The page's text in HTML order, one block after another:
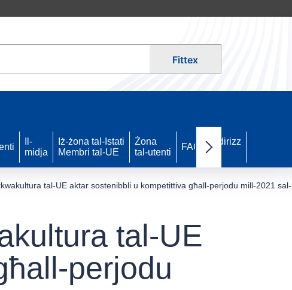
Fittex
Next items
Il-
midja
Iż-żona tal-Istati
Membri tal-UE
Żona
tal-utenti
FAQ
Indirizz
ta’
tal-UE aktar sostenibbli u kompetittiva għall-perjodu mill-2021
tal-UE
perjodu